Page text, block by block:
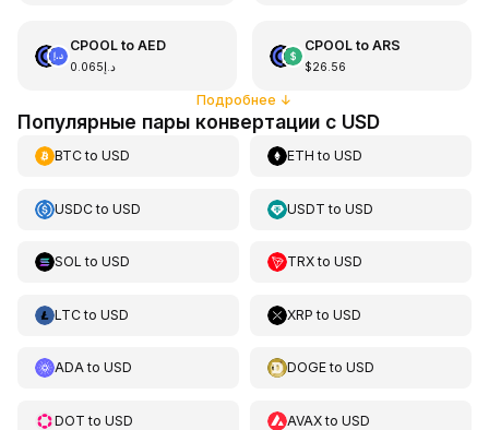
CPOOLto AED
د.إ0.065
CPOOLto ARS
$26.56
Подробнее ↓
Популярные пары конвертации с USD
BTCto USD ETH toUSD
USDCto USD USDT toUSD
SOL to USD TRXtoUSD
LTCto USD XRP toUSD
ADAto USD DOGEtoUSD
DOT to USD AVAXtoUSD